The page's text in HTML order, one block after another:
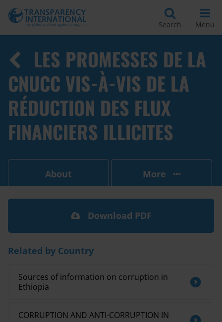
Search Menu
LES PROMESSES DE LA
CNUCC VIS-À-VIS DE LA
RÉDUCTION DES FLUX
FINANCIERS ILLICITES
About More
Download PDF
Related by Country
Sources of information on corruption in
Ethiopia
CORRUPTION AND ANTI-CORRUPTION IN